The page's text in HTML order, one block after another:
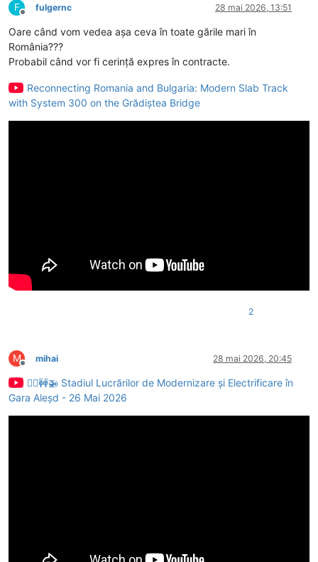
F
Deconectat
fulgernc 28 mai 2026, 13:51
Oare când vom vedea așa ceva în toate gările mari în
România???
Probabil când vor fi cerință expres în contracte.
Reconnecting Romania and Bulgaria: Modern Slab Track
with System 300 on the Grădiștea Bridge
2
M
Deconectat
mihai 28 mai 2026, 20:45
👷‍♂️🚧🚁 Stadiul Lucrărilor de Modernizare și Electrificare în
Gara Aleșd - 26 Mai 2026